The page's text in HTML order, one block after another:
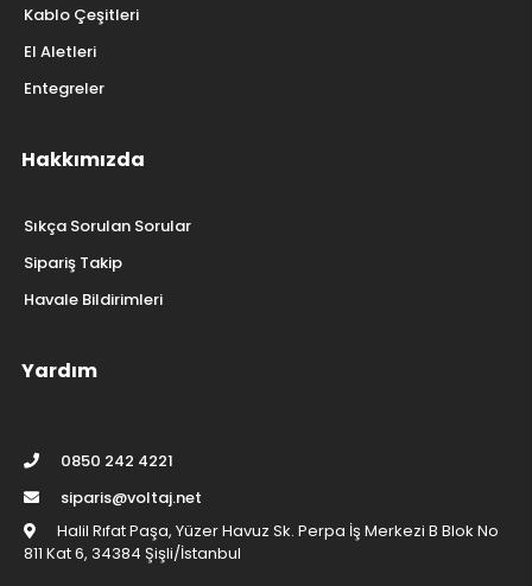
Kablo Çeşitleri
El Aletleri
Entegreler
Hakkımızda
Sıkça Sorulan Sorular
Sipariş Takip
Havale Bildirimleri
Yardım
0850 242 4221
siparis@voltaj.net
Halil Rıfat Paşa, Yüzer Havuz Sk. Perpa İş Merkezi B Blok No
811 Kat 6, 34384 Şişli/İstanbul